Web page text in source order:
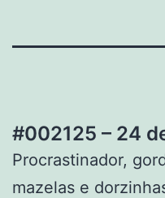
#002125 – 24
Procrastinador,
mazelas e